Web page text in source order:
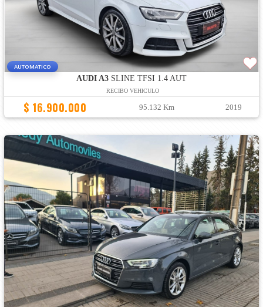
AUTOMATICO
AUDI A3SLINE TFSI 1.4 AUT
RECIBO VEHICULO
$ 16.900.000 95.132 Km 2019